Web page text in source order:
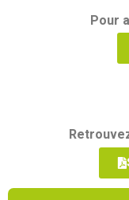
Pour